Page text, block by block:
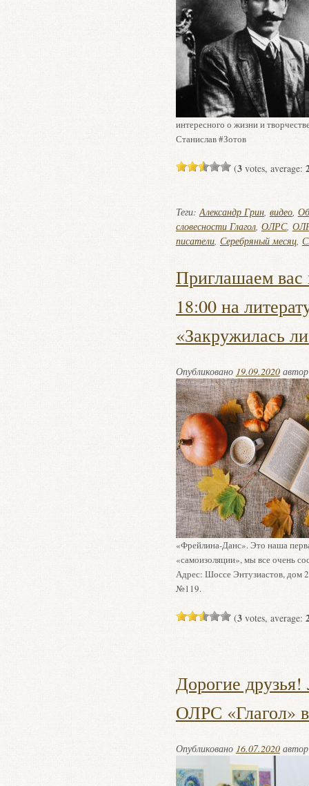
интересного о жизни и
Станислав #Зотов
(3votes, average:
Теги:Александр Грин, видео,
словесности Глагол, ОЛРС,
писатели, Серебряный месяц,
Приглашаем вас
18:00 на
«Закружилась
Опубликовано 19.09.2020
«Фрейлина-Данс». Это наша
«самоизоляции», мы все очень
Адрес: Шоссе Энтузиастов, дом
№119.
(3votes, average:
Дорогие друзья!
ОЛРС «Глагол»
Опубликовано 16.07.2020